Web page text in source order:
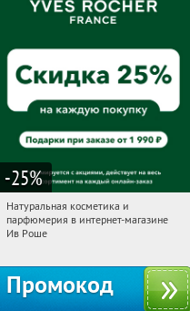
-25%
05:46:09 Получили:
Россия
Натуральная косметика и
парфюмерия в интернет-магазине
Ив Роше
Промокод